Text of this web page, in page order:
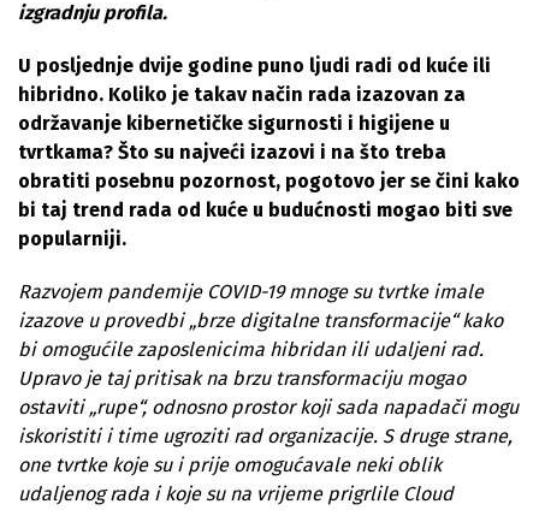
izgradnju profila.
U posljednje dvije godine puno ljudi radi od kuće ili
hibridno. Koliko je takav način rada izazovan za
održavanje kibernetičke sigurnosti i higijene u
tvrtkama? Što su najveći izazovi i na što treba
obratiti posebnu pozornost, pogotovo jer se čini kako
bi taj trend rada od kuće u budućnosti mogao biti sve
popularniji.
Razvojem pandemije COVID-19 mnoge su tvrtke imale
izazove u provedbi „brze digitalne transformacije“ kako
bi omogućile zaposlenicima hibridan ili udaljeni rad.
Upravo je taj pritisak na brzu transformaciju mogao
ostaviti „rupe“, odnosno prostor koji sada napadači mogu
iskoristiti i time ugroziti rad organizacije. S druge strane,
one tvrtke koje su i prije omogućavale neki oblik
udaljenog rada i koje su na vrijeme prigrlile Cloud